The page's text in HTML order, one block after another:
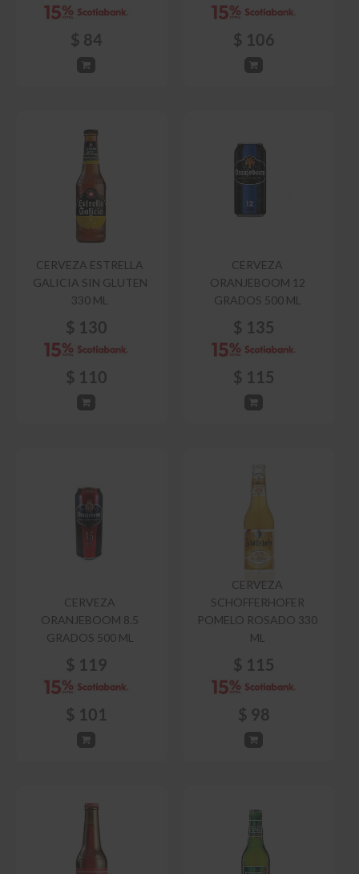
$ 84 $ 106
CERVEZA ESTRELLA
GALICIA SIN GLUTEN
330 ML
$ 130
$ 110
CERVEZA
ORANJEBOOM 12
GRADOS 500 ML
$ 135
$ 115
CERVEZA
ORANJEBOOM 8.5
GRADOS 500 ML
$ 119
$ 101
CERVEZA
SCHOFFERHOFER
POMELO ROSADO 330
ML
$ 115
$ 98